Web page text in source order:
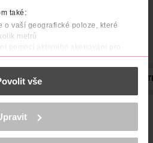
také:
o vaší geografické poloze, které
metrů
pomocí aktivního skenování pro
prstu)
vaše osobní údaje, a nastavte
. Svůj souhlas můžete kdykoliv
obsahu a reklam, funkcí sociálních
mohou nést osobní údaje.
osobních údajů.
všeOBJEM VÝROBCE/
Lipo Shock Therapy® je
intenzivní zeštíhlující a
během diety, zvýšené